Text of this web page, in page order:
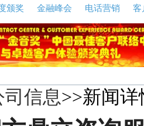
颁奖 金融峰会 电话营销 客
司信息>>新闻详